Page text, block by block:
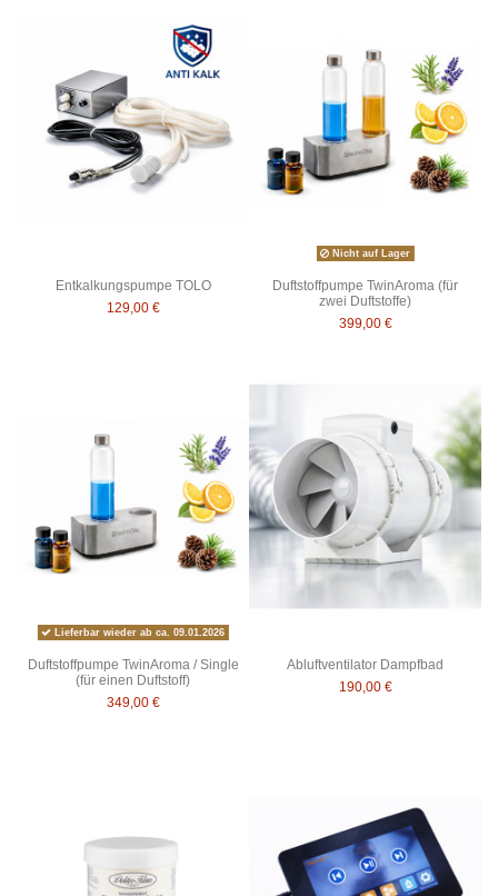
Entkalkungspumpe TOLO
129,00 €
Nicht auf Lager
Duftstoffpumpe TwinAroma (für
zwei Duftstoffe)
399,00 €
Lieferbar wieder ab ca. 09.01.2026
Duftstoffpumpe TwinAroma / Single
(für einen Duftstoff)
349,00 €
Abluftventilator Dampfbad
190,00 €